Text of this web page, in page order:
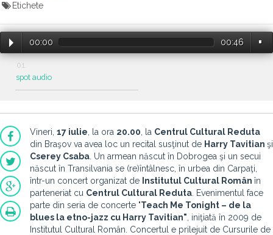
Etichete
00:00 00:46
spot audio
Vineri, 17 iulie , la ora 20.00 , la Centrul Cultural Reduta
din Braşov va avea loc un recital susţinut de Harry Tavitian şi
Cserey Csaba . Un armean născut în Dobrogea şi un secui
născut în Transilvania se (re)întâlnesc, în urbea din Carpaţi,
într-un concert organizat de Institutul Cultural Român în
parteneriat cu Centrul Cultural Reduta . Evenimentul face
parte din seria de concerte "Teach Me Tonight – de la
blues la etno-jazz cu Harry Tavitian" , iniţiată în 2009 de
Institutul Cultural Român. Concertul e prilejuit de Cursurile de